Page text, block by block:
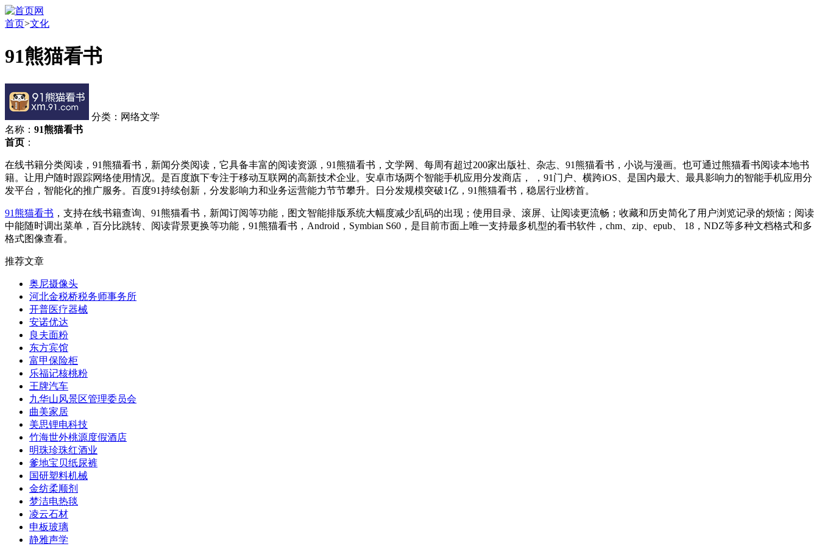
首页>文化
91熊猫看书
分类：网络文学
名称： 91熊猫看书
首页 ：
在线书籍分类阅读，91熊猫看书，新闻分类阅读，它具备丰富的阅读资源，91熊猫看书，文学网、每周有超过200家出版社、杂志、91熊猫看书，小说与漫画。也可通过熊猫看书阅读本地书
籍。让用户随时跟踪网络使用情况。是百度旗下专注于移动互联网的高新技术企业。安卓市场两个智能手机应用分发商店， ，91门户、横跨iOS、是国内最大、最具影响力的智能手机应用分
发平台，智能化的推广服务。百度91持续创新，分发影响力和业务运营能力节节攀升。日分发规模突破1亿，91熊猫看书，稳居行业榜首。
91熊猫看书 ，支持在线书籍查询、91熊猫看书，新闻订阅等功能，图文智能排版系统大幅度减少乱码的出现；使用目录、滚屏、让阅读更流畅；收藏和历史简化了用户浏览记录的烦恼；阅读
中能随时调出菜单，百分比跳转、阅读背景更换等功能，91熊猫看书，Android，Symbian S60，是目前市面上唯一支持最多机型的看书软件，chm、zip、epub、 18，NDZ等多种文档格式和多
格式图像查看。
推荐文章
奥尼摄像头
河北金税桥税务师事务所
开普医疗器械
安诺优达
良夫面粉
东方宾馆
富甲保险柜
乐福记核桃粉
王牌汽车
九华山风景区管理委员会
曲美家居
美思锂电科技
竹海世外桃源度假酒店
明珠珍珠红酒业
爹地宝贝纸尿裤
国研塑料机械
金纺柔顺剂
梦洁电热毯
凌云石材
申板玻璃
静雅声学